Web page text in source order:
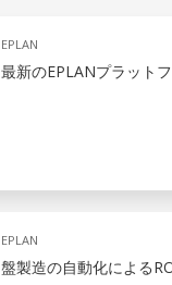
EPLAN
最新のEPLANプラット
EPLAN
盤製造の自動化による